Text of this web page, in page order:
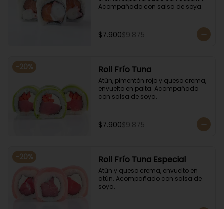
Acompañado con salsa de soya.
$7.900$9.875
-20% Roll Frío Tuna
Atún, pimentón rojo y queso crema,
envuelto en palta. Acompañado
con salsa de soya.
$7.900$9.875
-20% Roll Frío Tuna Especial
Atún y queso crema, envuelto en
atún. Acompañado con salsa de
soya.